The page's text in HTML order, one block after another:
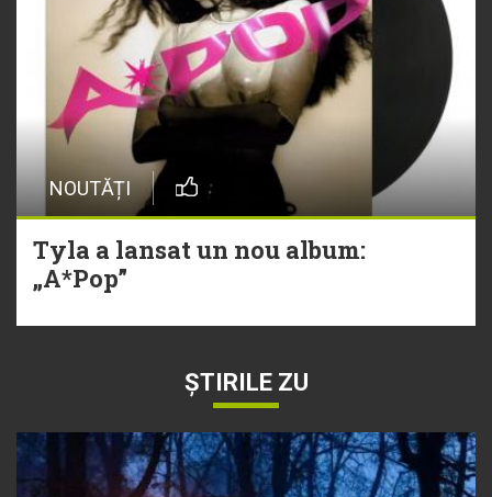
NOUTĂȚI
Tyla a lansat un nou album:
„A*Pop”
ȘTIRILE ZU